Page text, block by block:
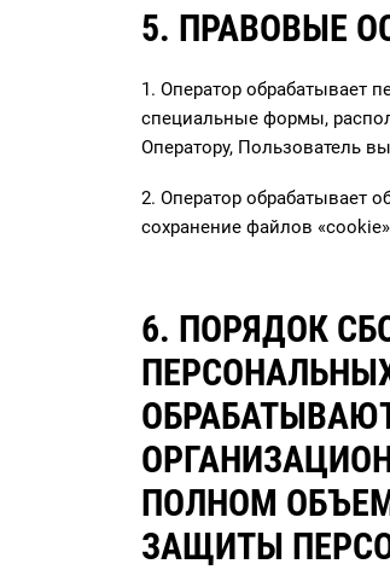
5. ПРАВОВЫЕ
1. Оператор обрабатывает
специальные формы,
Оператору, Пользователь
2. Оператор обрабатывает
сохранение файлов
6. ПОРЯДОК
ПОЛНОМ
ЗАЩИТЫ